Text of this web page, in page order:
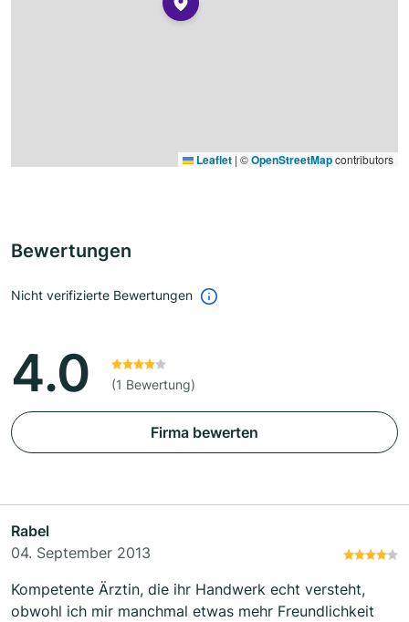
Leaflet | ©OpenStreetMapcontributors
Bewertungen
Nicht verifizierte Bewertungen
4.0 (1 Bewertung)
Firma bewerten
Rabel
04. September 2013
Kompetente Ärztin, die ihr Handwerk echt versteht,
obwohl ich mir manchmal etwas mehr Freundlichkeit